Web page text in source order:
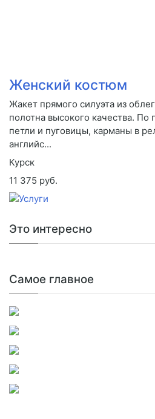
Женский костюм
Жакет прямого силуэта из
полотна высокого качества. По
петли и пуговицы, карманы в
английс...
Курск
11 375 руб.
Это интересно
Самое главное